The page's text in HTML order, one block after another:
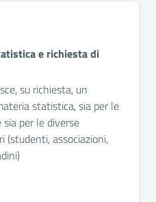
e richiesta di
su richiesta, un
statistica, sia per le
per le diverse
(studenti, associazioni,